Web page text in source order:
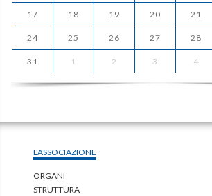
17 18 19 20 21
24 25 26 27 28
31 1 2 3 4
L'ASSOCIAZIONE
ORGANI
STRUTTURA